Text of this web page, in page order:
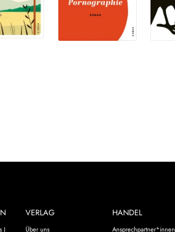
J
VERLAG
Über uns
HANDEL
Ansprechpartner*innen